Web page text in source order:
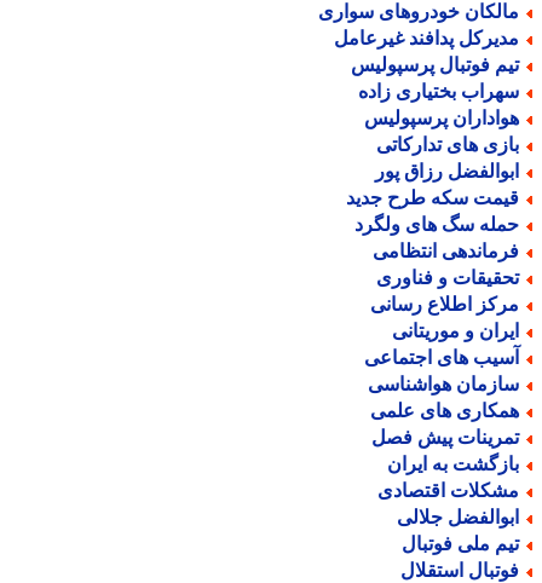
خودروهای سواری
پدافند غیرعامل
فوتبال پرسپولیس
بختیاری زاده
پرسپولیس
های تدارکاتی
رزاق پور
سکه طرح جدید
سگ های ولگرد
انتظامی
و فناوری
اطلاع رسانی
و موریتانی
های اجتماعی
هواشناسی
های علمی
پیش فصل
به ایران
اقتصادی
جلالی
ملی فوتبال
استقلال